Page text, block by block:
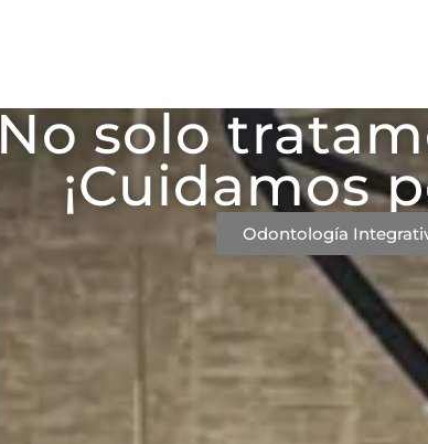
No solo
¡Cuidamos
Odontología